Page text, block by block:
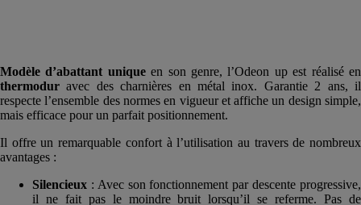
Modèle d’abattant uniqueen son genre, l’Odeon up est réalisé en
thermodur avec des charnières en métal inox. Garantie 2 ans, il
respecte l’ensemble des normes en vigueur et affiche un design simple,
mais efficace pour un parfait positionnement.
Il offre un remarquable confort à l’utilisation au travers de nombreux
avantages :
Silencieux : Avec son fonctionnement par descente progressive,
il ne fait pas le moindre bruit lorsqu’il se referme. Pas de